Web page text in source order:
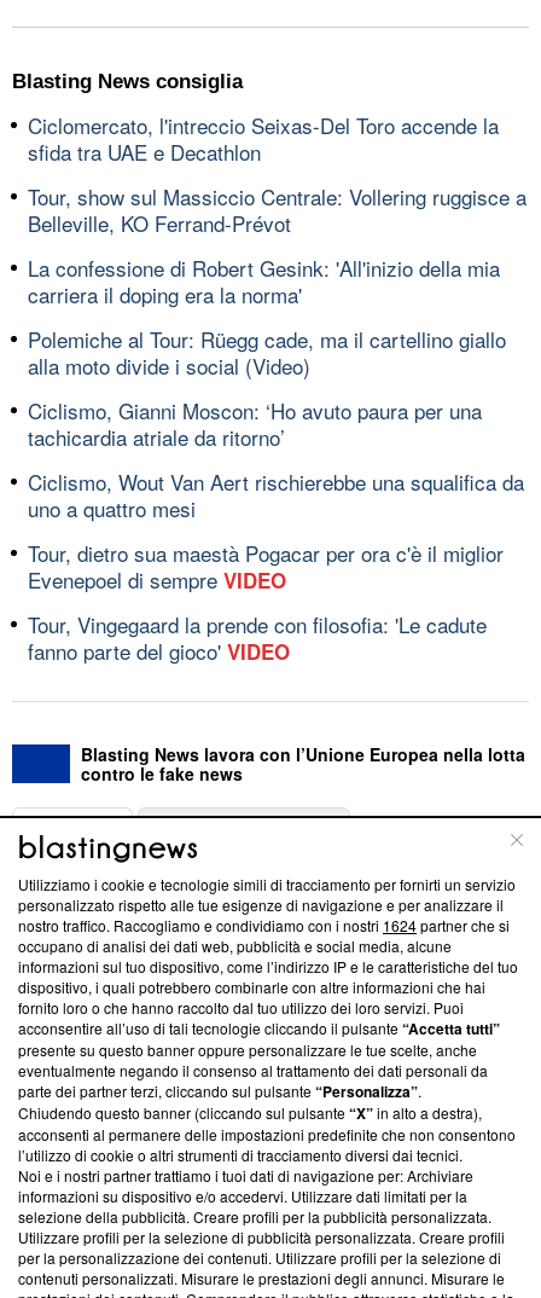
Blasting News consiglia
Ciclomercato, l'intreccio Seixas-Del Toro accende la
sfida tra UAE e Decathlon
Tour, show sul Massiccio Centrale: Vollering ruggisce a
Belleville, KO Ferrand-Prévot
La confessione di Robert Gesink: 'All'inizio della mia
carriera il doping era la norma'
Polemiche al Tour: Rüegg cade, ma il cartellino giallo
alla moto divide i social (Video)
Ciclismo, Gianni Moscon: ‘Ho avuto paura per una
tachicardia atriale da ritorno’
Ciclismo, Wout Van Aert rischierebbe una squalifica da
uno a quattro mesi
Tour, dietro sua maestà Pogacar per ora c'è il miglior
Evenepoel di sempre VIDEO
Tour, Vingegaard la prende con filosofia: 'Le cadute
fanno parte del gioco' VIDEO
Blasting News lavora con l’Unione Europea nella lotta
contro le fake news
ABOUT
Questa sezione offre informazioni trasparenti su Blasting
News, sui nostri processi editoriali e su come ci impegniamo a
creare news di qualità. Inoltre, afferma la nostra aderenza a
‘Trust Project - News with Integrity’Blasting News non è
ancora membro del programma, ma ha richiesto di farne
parte; Trust Project non ha ancora effettuato una verifica di
conformità agli standard.
Su di noi
Team editoriale
Corporate
Redazione
Informativa Privacy
Utilizziamo i cookie e tecnologie simili di tracciamento per fornirti un servizio
personalizzato rispetto alle tue esigenze di navigazione e per analizzare il
nostro traffico. Raccogliamo e condividiamo con i nostri 1624partner che si
occupano di analisi dei dati web, pubblicità e social media, alcune
informazioni sul tuo dispositivo, come l’indirizzo IP e le caratteristiche del tuo
dispositivo, i quali potrebbero combinarle con altre informazioni che hai
fornito loro o che hanno raccolto dal tuo utilizzo dei loro servizi. Puoi
acconsentire all’uso di tali tecnologie cliccando il pulsante“Accetta tutti”
presente su questo banner oppure personalizzare le tue scelte, anche
eventualmente negando il consenso al trattamento dei dati personali da
parte dei partner terzi, cliccando sul pulsante“Personalizza”.
Chiudendo questo banner (cliccando sul pulsante“X”in alto a destra),
acconsenti al permanere delle impostazioni predefinite che non consentono
l’utilizzo di cookie o altri strumenti di tracciamento diversi dai tecnici.
Noi e i nostri partner trattiamo i tuoi dati di navigazione per: Archiviare
informazioni su dispositivo e/o accedervi. Utilizzare dati limitati per la
selezione della pubblicità. Creare profili per la pubblicità personalizzata.
Utilizzare profili per la selezione di pubblicità personalizzata. Creare profili
per la personalizzazione dei contenuti. Utilizzare profili per la selezione di
contenuti personalizzati. Misurare le prestazioni degli annunci. Misurare le